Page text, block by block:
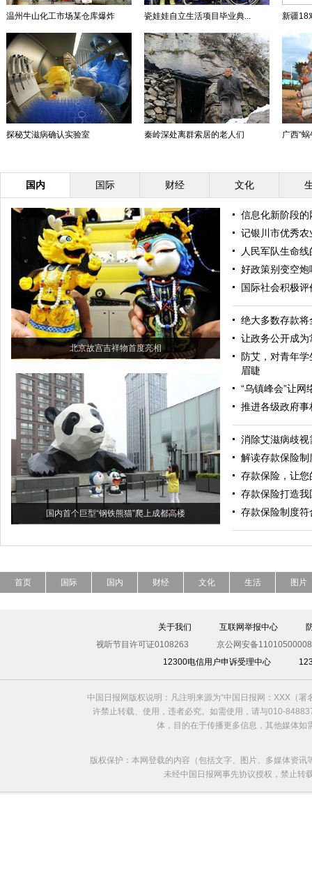
温州牛山化工市场某仓库爆炸 瓷娃娃自立生活项目毕业典... 新疆18
探秘艾滋病确认实验室 秦岭深处离群索居的老人们 广西“
国内 国际 财经 文化
北京故宫吉祥物首度亮相
国内首个巨型“钢铁熊猫”爬上成都高楼
信息化新阶段的
记银川市优秀
人民军队生命
好政策别变空炮
国际社会积极
绝大多数存款将
让政务公开成为
防艾，对青年
眉睫
“乌镇峰会”让网
推进各级政府
消除艾滋病歧
解读存款保险制
存款保险，让
存款保险打造
存款保险制度符
首页 国际 国内 财经 文化 生活 图片
关于我们 互联网举报中心
视听节目许可证0108263
京公网安备
12300电信用户申诉受理中心
中国日报网版权说明：凡注明来源为“中国日报网：XXX（
许禁止转载、使用，违者必究。如需使用，请与010-
体，目的在于传播更多信息，其他媒体
版权保护：本网登载的内容（包括文字、图片、多媒体资
未经中国日报网事先协议授权，禁止转